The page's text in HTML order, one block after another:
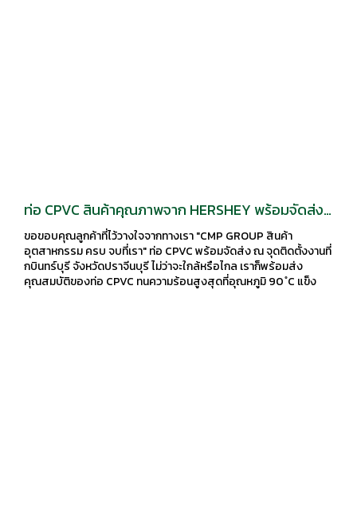
ท่อ CPVC สินค้าคุณภาพจาก HERSHEY พร้อมจัดส่ง
ถึงหน้างานที่ กบินทร์บุรี ไม่ว่าจะใกล้หรือไกล เราก็
พร้อมส่ง
ขอขอบคุณลูกค้าที่ไว้วางใจจากทางเรา "CMP GROUP สินค้า
อุตสาหกรรม ครบ จบที่เรา" ท่อ CPVC พร้อมจัดส่ง ณ จุดติดตั้งงานที่
กบินทร์บุรี จังหวัดปราจีนบุรี ไม่ว่าจะใกล้หรือไกล เราก็พร้อมส่ง
คุณสมบัติของท่อ CPVC ทนความร้อนสูงสุดที่อุณหภูมิ 90 ํC แข็ง